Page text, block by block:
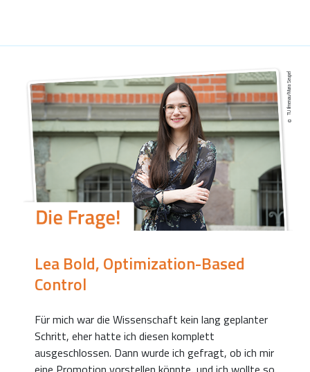
TU Ilmenau/Mara Seupel
Lea Bold, Optimization-Based
Control
Für mich war die Wissenschaft kein lang geplanter
Schritt, eher hatte ich diesen komplett
ausgeschlossen. Dann wurde ich gefragt, ob ich mir